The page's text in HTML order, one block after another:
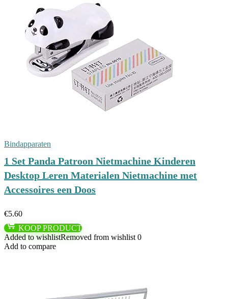
Bindapparaten
1 Set Panda Patroon Nietmachine Kinderen
Desktop Leren Materialen Nietmachine met
Accessoires een Doos
€5.60
KOOP PRODUCT
Added to wishlistRemoved from wishlist 0
Add to compare